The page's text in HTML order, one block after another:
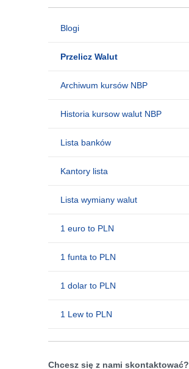
Blogi
Przelicz Walut
Archiwum kursów NBP
Historia kursow walut NBP
Lista banków
Kantory lista
Lista wymiany walut
1 euro to PLN
1 funta to PLN
1 dolar to PLN
1 Lew to PLN
Chcesz się z nami skontaktować?